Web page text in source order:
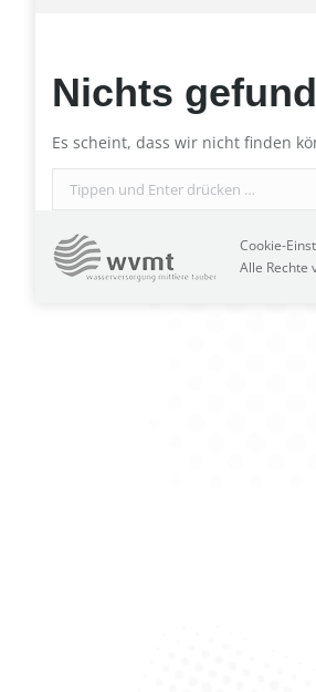
Nichts
Es scheint, dass wir nicht finden
Search:
Cookie-
Alle Rechte